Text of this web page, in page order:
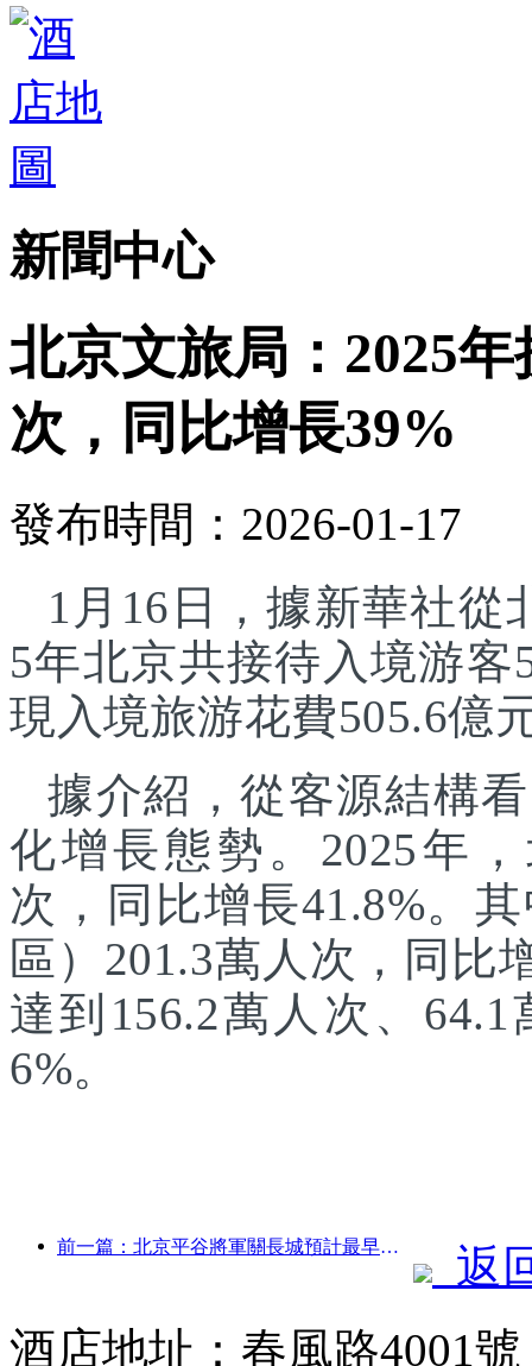
新聞中心
北京文旅局：2025
次，同比增長39%
發布時間：2026-01-17
1月16日，據新華社從
5年北京共接待入境游客
現入境旅游花費505.6億
據介紹，從客源結構
化增長態勢。2025年
次，同比增長41.8%。
區）201.3萬人次，同比
達到156.2萬人次、
6%。
前一篇：北京平谷將軍關長城預計最早于2026年底開門迎客
返
酒店地址：春風路4001